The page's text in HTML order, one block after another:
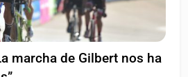
marcha de Gilbert nos ha